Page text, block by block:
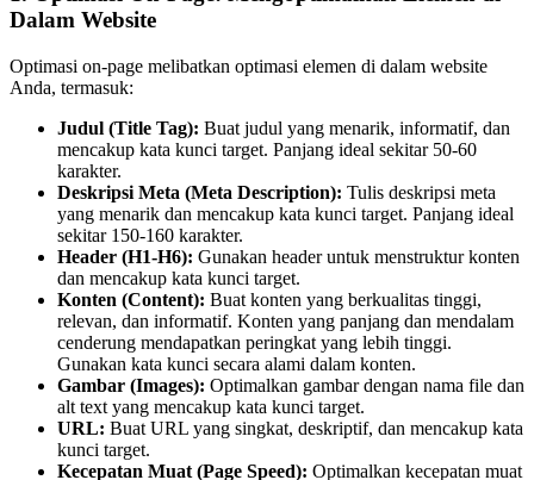
Dalam Website
Optimasi on-page melibatkan optimasi elemen di dalam website
Anda, termasuk:
Judul (Title Tag): Buat judul yang menarik, informatif, dan
mencakup kata kunci target. Panjang ideal sekitar 50-60
karakter.
Deskripsi Meta (Meta Description): Tulis deskripsi meta
yang menarik dan mencakup kata kunci target. Panjang ideal
sekitar 150-160 karakter.
Header (H1-H6): Gunakan header untuk menstruktur konten
dan mencakup kata kunci target.
Konten (Content): Buat konten yang berkualitas tinggi,
relevan, dan informatif. Konten yang panjang dan mendalam
cenderung mendapatkan peringkat yang lebih tinggi.
Gunakan kata kunci secara alami dalam konten.
Gambar (Images): Optimalkan gambar dengan nama file dan
alt text yang mencakup kata kunci target.
URL: Buat URL yang singkat, deskriptif, dan mencakup kata
kunci target.
Kecepatan Muat (Page Speed): Optimalkan kecepatan muat